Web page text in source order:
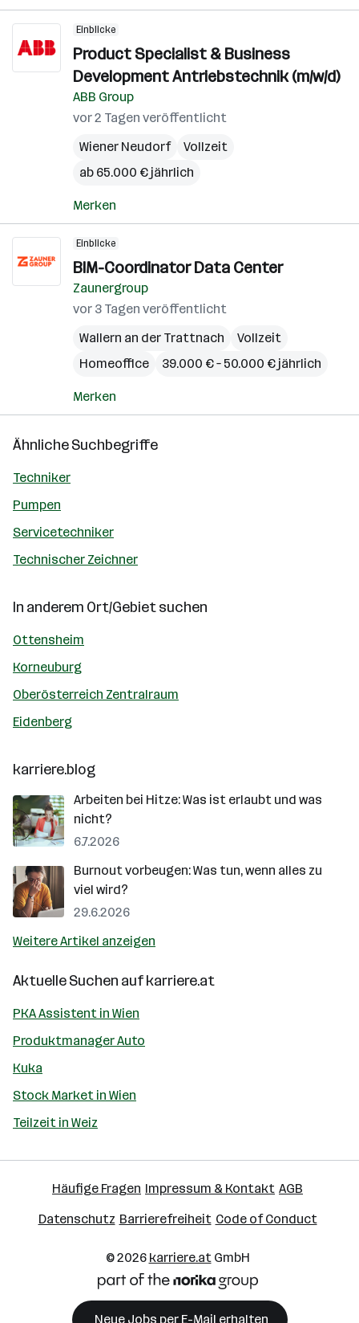
Einblicke
Product Specialist & Business
Development Antriebstechnik (m/w/d)
ABB Group
vor 2 Tagen veröffentlicht
Wiener Neudorf
Vollzeit
ab 65.000 € jährlich
Merken
Einblicke
BIM-Coordinator Data Center
Zaunergroup
vor 3 Tagen veröffentlicht
Wallern an der Trattnach
Vollzeit
Homeoffice
39.000 € – 50.000 € jährlich
Merken
Ähnliche Suchbegriffe
Techniker
Pumpen
Servicetechniker
Technischer Zeichner
In anderem Ort/Gebiet suchen
Ottensheim
Korneuburg
Oberösterreich Zentralraum
Eidenberg
karriere.blog
Arbeiten bei Hitze: Was ist erlaubt und was
nicht?
6.7.2026
Burnout vorbeugen: Was tun, wenn alles zu
viel wird?
29.6.2026
Weitere Artikel anzeigen
Aktuelle Suchen aufkarriere.at
PKA Assistent in Wien
Produktmanager Auto
Kuka
Stock Market in Wien
Teilzeit in Weiz
Häufige Fragen Impressum & Kontakt AGB
Datenschutz Barrierefreiheit Code of Conduct
© 2026 karriere.atGmbH
Neue Jobs per E-Mail erhalten